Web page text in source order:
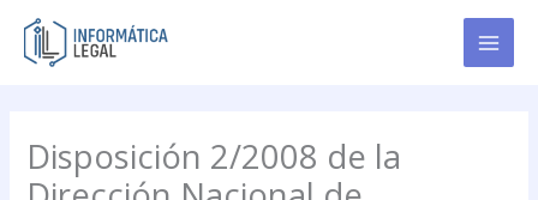
contenido
Disposición 2/2008 de la